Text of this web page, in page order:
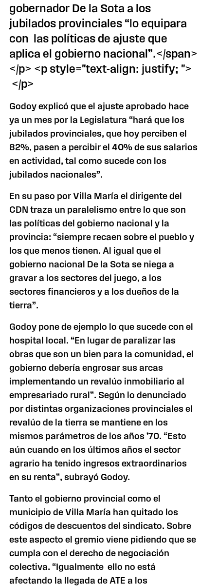
gobernador De la Sota a los
jubilados provinciales “lo equipara
con las políticas de ajuste que
aplica el gobierno nacional”.</span>
</p> <p style="text-align: justify; ">
</p>
Godoy explicó que el ajuste aprobado hace
ya un mes por la Legislatura “hará que los
jubilados provinciales, que hoy perciben el
82%, pasen a percibir el 40% de sus salarios
en actividad, tal como sucede con los
jubilados nacionales”.
En su paso por Villa María el dirigente del
CDN traza un paralelismo entre lo que son
las políticas del gobierno nacional y la
provincia: “siempre recaen sobre el pueblo y
los que menos tienen. Al igual que el
gobierno nacional De la Sota se niega a
gravar a los sectores del juego, a los
sectores financieros y a los dueños de la
tierra”.
Godoy pone de ejemplo lo que sucede con el
hospital local. “En lugar de paralizar las
obras que son un bien para la comunidad, el
gobierno debería engrosar sus arcas
implementando un revalúo inmobiliario al
empresariado rural”. Según lo denunciado
por distintas organizaciones provinciales el
revalúo de la tierra se mantiene en los
mismos parámetros de los años ’70. “Esto
aún cuando en los últimos años el sector
agrario ha tenido ingresos extraordinarios
en su renta”, subrayó Godoy.
Tanto el gobierno provincial como el
municipio de Villa María han quitado los
códigos de descuentos del sindicato. Sobre
este aspecto el gremio viene pidiendo que se
cumpla con el derecho de negociación
colectiva. “Igualmente ello no está
afectando la llegada de ATE a los